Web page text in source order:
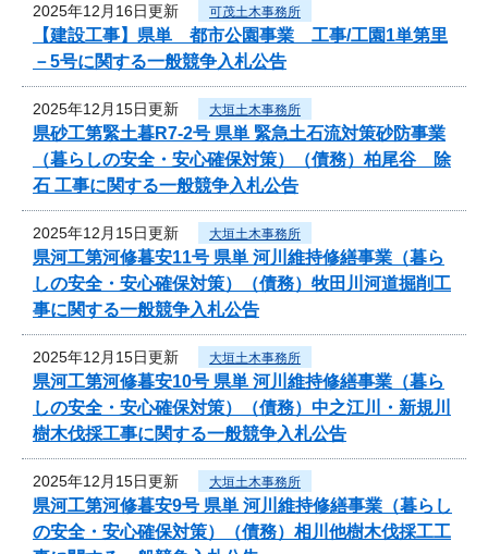
2025年12月16日更新 可茂土木事務所
【建設工事】県単 都市公園事業 工事/工園1単第里
－5号に関する一般競争入札公告
2025年12月15日更新 大垣土木事務所
県砂工第緊土暮R7-2号 県単 緊急土石流対策砂防事業
（暮らしの安全・安心確保対策）（債務）柏尾谷 除
石 工事に関する一般競争入札公告
2025年12月15日更新 大垣土木事務所
県河工第河修暮安11号 県単 河川維持修繕事業（暮ら
しの安全・安心確保対策）（債務）牧田川河道掘削工
事に関する一般競争入札公告
2025年12月15日更新 大垣土木事務所
県河工第河修暮安10号 県単 河川維持修繕事業（暮ら
しの安全・安心確保対策）（債務）中之江川・新規川
樹木伐採工事に関する一般競争入札公告
2025年12月15日更新 大垣土木事務所
県河工第河修暮安9号 県単 河川維持修繕事業（暮らし
の安全・安心確保対策）（債務）相川他樹木伐採工工